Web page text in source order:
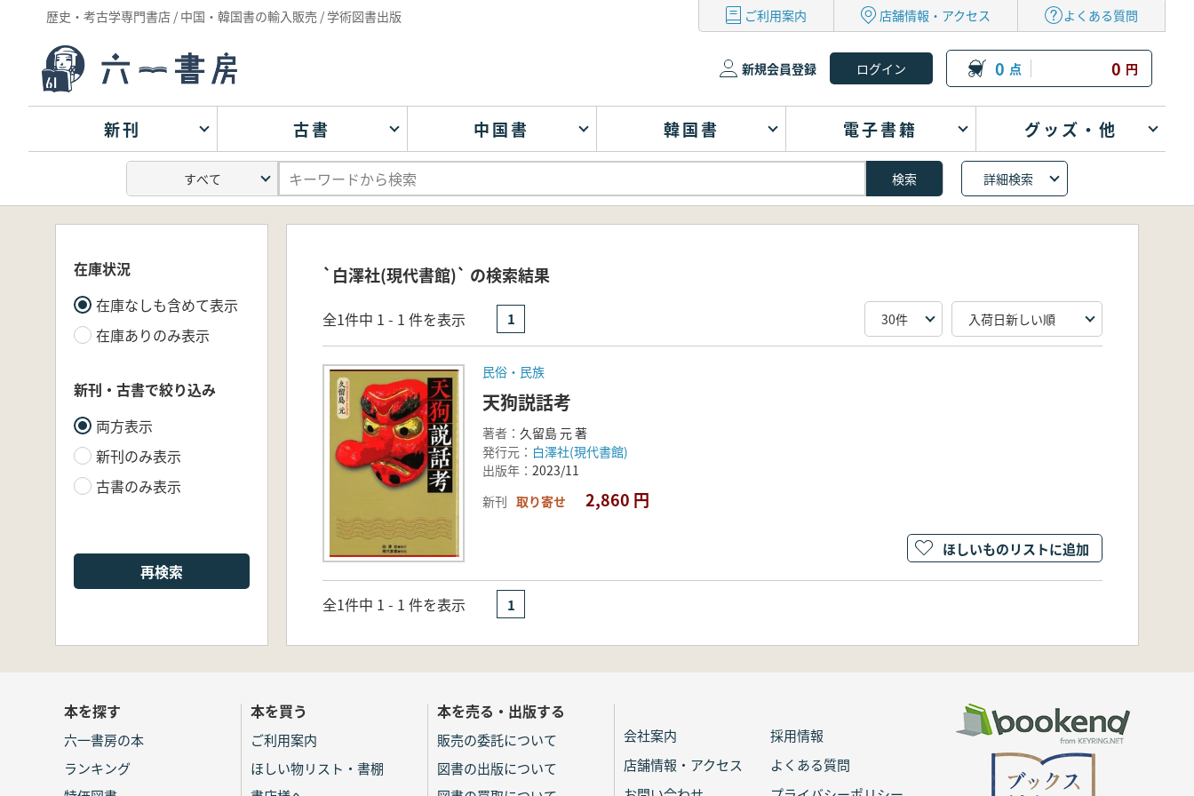
歴史・考古学専門書店 / 中国・韓国書の輸入販売 / 学術図書出版 ご利用案内 店舗情報・アクセス よくある質問
新規会員登録 0 点 0 円
新刊 古書 中国書 韓国書 電子書籍 グッズ・他
詳細検索
在庫状況
在庫なしも含めて表示
在庫ありのみ表示
新刊・古書で絞り込み
両方表示
新刊のみ表示
古書のみ表示
再検索
`白澤社(現代書館)` の検索結果
全1件中 1 - 1 件を表示 1
民俗・民族
天狗説話考
著者： 久留島 元 著
発行元： 白澤社(現代書館)
出版年： 2023/11
新刊 取り寄せ 2,860 円
ほしいものリストに追加
全1件中 1 - 1 件を表示 1
本を探す
六一書房の本
ランキング
本を買う
ご利用案内
ほしい物リスト・書棚
本を売る・出版する
販売の委託について
図書の出版について
会社案内
採用情報
店舗情報・アクセス
よくある質問